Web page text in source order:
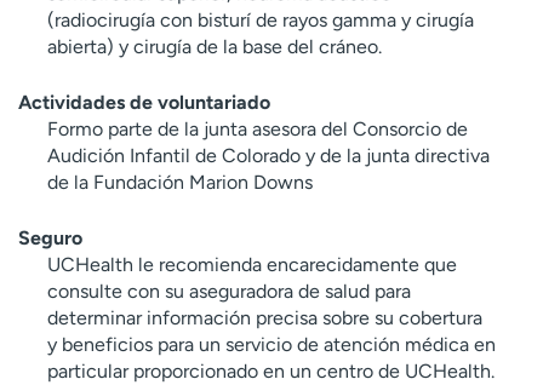
(radiocirugía con bisturí de rayos gamma y cirugía
abierta) y cirugía de la base del cráneo.
Actividades de voluntariado
Formo parte de la junta asesora del Consorcio de
Audición Infantil de Colorado y de la junta directiva
de la Fundación Marion Downs
Seguro
UCHealth le recomienda encarecidamente que
consulte con su aseguradora de salud para
determinar información precisa sobre su cobertura
y beneficios para un servicio de atención médica en
particular proporcionado en un centro de UCHealth.